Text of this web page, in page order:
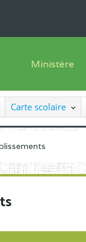
Ministère
Le Ministre
Le SEESEN
Inspection
Carte scolaire